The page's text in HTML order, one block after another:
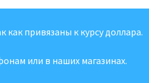
привязаны к курсу доллара.
или в наших магазинах.